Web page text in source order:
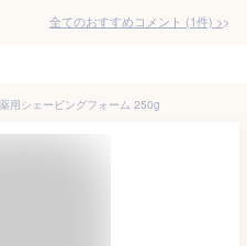
全てのおすすめコメント (1件) >
用シェービングフォーム 250g